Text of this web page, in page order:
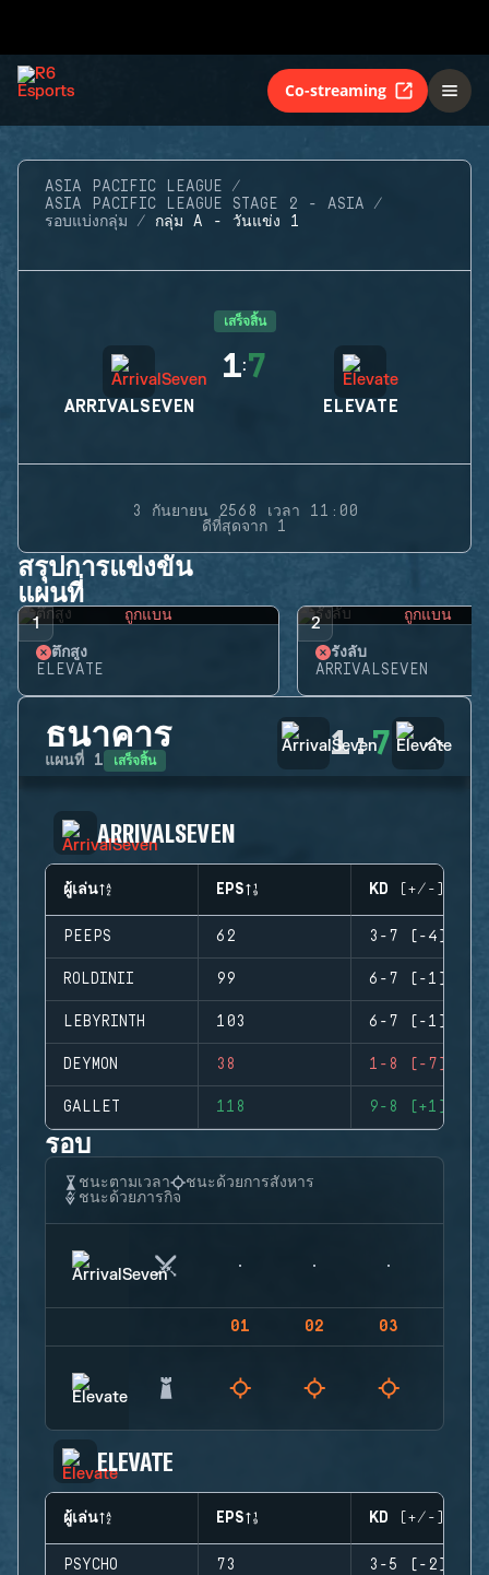
Co-streaming
ASIA PACIFIC LEAGUE
ASIA PACIFIC LEAGUE STAGE 2 - ASIA
รอบแบ่งกลุ่ม
กลุ่ม A - วันแข่ง 1
เสร็จสิ้น
ARRIVALSEVEN
1:7
ELEVATE
3 กันยายน 2568 เวลา 11:00
ดีที่สุดจาก 1
สรุปการแข่งขัน
แผนที่
1 ถูกแบน
ตึกสูง
ELEVATE
2 ถูกแบน
รังลับ
ARRIVALSEVEN
ธนาคาร
แผนที่ 1 เสร็จสิ้น 1:7
ARRIVALSEVEN
ผู้เล่น EPS KD (+/-)
PEEPS 62 3-7 (-4)
ROLDINII 99 6-7 (-1)
LEBYRINTH 103 6-7 (-1)
DEYMON 38 1-8 (-7)
GALLET 118 9-8 (+1)
รอบ
ชนะตามเวลา
ชนะด้วยการสังหาร
ชนะด้วยภารกิจ
01 02 03
ELEVATE
ผู้เล่น EPS KD (+/-)
PSYCHO 73 3-5 (-2)